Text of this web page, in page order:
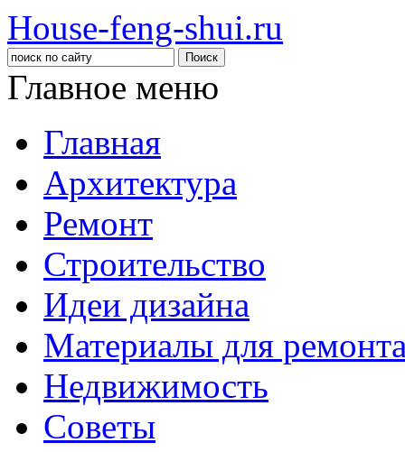
House-feng-shui.ru
Главное меню
Главная
Архитектура
Ремонт
Строительство
Идеи дизайна
Материалы для
Недвижимость
Советы